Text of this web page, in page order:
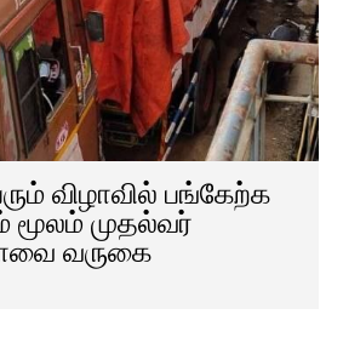
விழாவில் பங்கேற்க
மூலம் முதல்வர்
வருகை